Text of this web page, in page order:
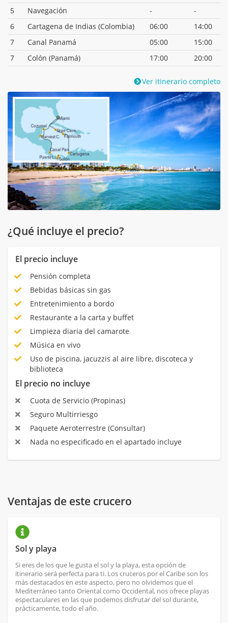
5
Navegación -
-
6
Cartagena de Indias (Colombia) 06:00
14:00
7
Canal Panamá 05:00
15:00
7
Colón (Panamá) 17:00 20:00
Ver itinerario completo
¿Qué incluye el precio?
El precio incluye
Pensión completa
Bebidas básicas sin gas
Entretenimiento a bordo
Restaurante a la carta y buffet
Limpieza diaria del camarote
Música en vivo
Uso de piscina, jacuzzis al aire libre, discoteca y
biblioteca
El precio no incluye
Cuota de Servicio (Propinas)
Seguro Multirriesgo
Paquete Aeroterrestre (Consultar)
Nada no especificado en el apartado incluye
Ventajas de este crucero
Sol y playa
Si eres de los que le gusta el sol y la playa, esta opción de
itinerario será perfecta para ti. Los cruceros por el Caribe son los
más destacados en este aspecto, pero no olvidemos que el
Mediterráneo tanto Oriental como Occidental, nos ofrece playas
espectaculares en las que podemos disfrutar del sol durante,
prácticamente, todo el año.